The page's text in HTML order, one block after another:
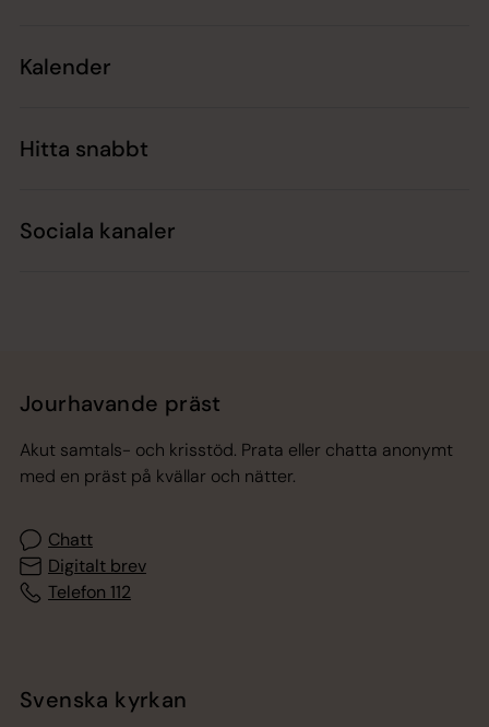
Kalender
Hitta snabbt
Sociala kanaler
Jourhavande präst
Akut samtals- och krisstöd. Prata eller chatta anonymt
med en präst på kvällar och nätter.
Chatt
Digitalt brev
Telefon 112
Svenska kyrkan